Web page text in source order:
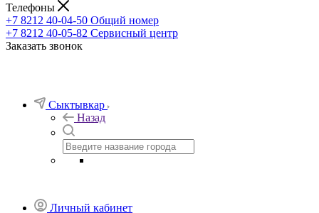
Телефоны
+7 8212 40-04-50 Общий номер
+7 8212 40-05-82 Сервисный центр
Заказать звонок
Сыктывкар
Назад
Личный кабинет